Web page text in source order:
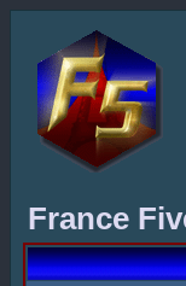
France